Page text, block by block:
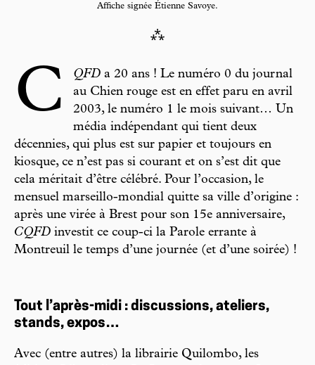
Affiche signée Étienne Savoye.
⁂
C QFD a 20 ans ! Le numéro 0 du journal
au Chien rouge est en effet paru en avril
2003, le numéro 1 le mois suivant… Un
média indépendant qui tient deux
décennies, qui plus est sur papier et toujours en
kiosque, ce n’est pas si courant et on s’est dit que
cela méritait d’être célébré. Pour l’occasion, le
mensuel marseillo-mondial quitte sa ville d’origine :
après une virée à Brest pour son 15e anniversaire,
CQFD investit ce coup-ci la Parole errante à
Montreuil le temps d’une journée (et d’une soirée) !
Tout l’après-midi : discussions, ateliers,
stands, expos…
Avec (entre autres) la librairie Quilombo, les